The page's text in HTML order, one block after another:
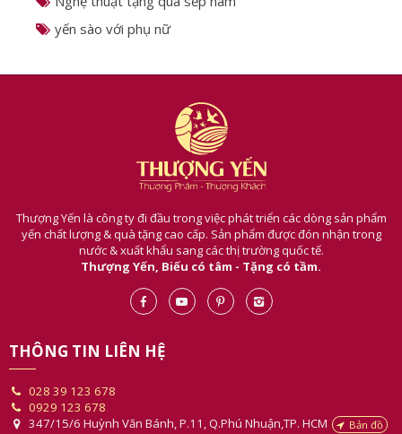
giá yến sào
yến sào với phụ nữ
Thượng Yến là công ty đi đầu trong việc phát triển các dòng sản phẩm
yến chất lượng & quà tặng cao cấp. Sản phẩm được đón nhận trong
nước & xuất khẩu sang các thị trường quốc tế.
Thượng Yến, Biếu có tâm - Tặng có tầm.
THÔNG TIN LIÊN HỆ